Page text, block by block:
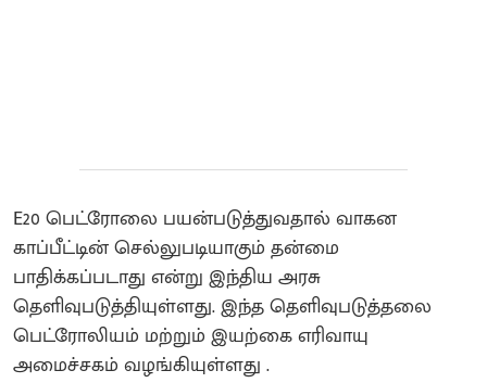
E20 பெட்ரோலை பயன்படுத்துவதால் வாகன
காப்பீட்டின் செல்லுபடியாகும் தன்மை
பாதிக்கப்படாது என்று இந்திய அரசு
தெளிவுபடுத்தியுள்ளது. இந்த தெளிவுபடுத்தலை
பெட்ரோலியம் மற்றும் இயற்கை எரிவாயு
அமைச்சகம் வழங்கியுள்ளது .